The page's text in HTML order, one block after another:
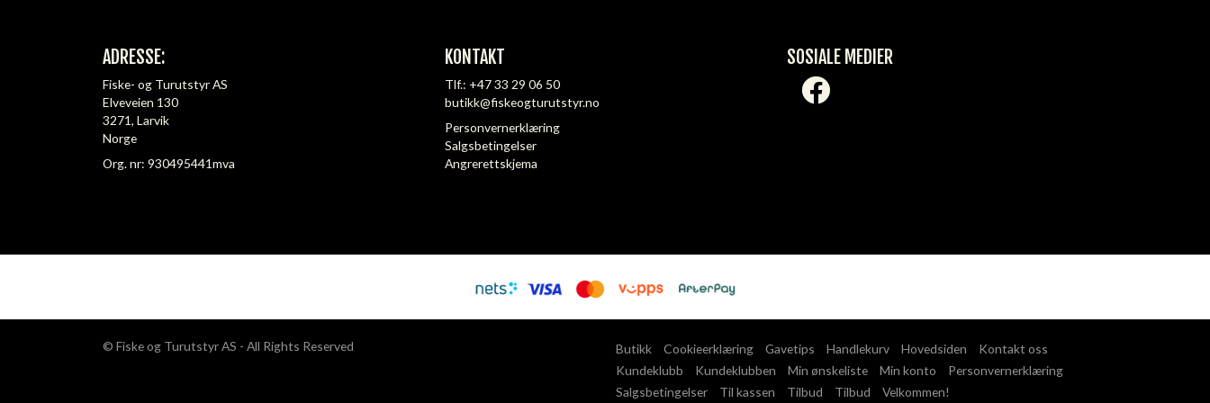
ADRESSE:
Fiske- og Turutstyr AS
Elveveien 130
3271, Larvik
Norge
Org. nr: 930495441mva
KONTAKT
Tlf.: +47 33 29 06 50
butikk@fiskeogturutstyr.no
Personvernerklæring
Salgsbetingelser
Angrerettskjema
SOSIALE MEDIER
© Fiske og Turutstyr AS - All Rights Reserved Butikk Cookieerklæring Gavetips Handlekurv Hovedsiden
Kontakt oss
Kundeklubb
Kundeklubben Min ønskeliste Min konto
Personvernerklæring
Salgsbetingelser
Til kassen Tilbud Tilbud Velkommen!